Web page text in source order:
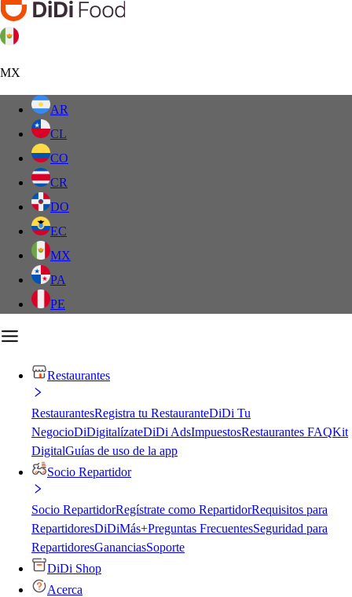
MX
AR
CL
CO
CR
DO
EC
MX
PA
PE
Restaurantes
RestaurantesRegistra tu RestauranteDiDi Tu
NegocioDiDigitalízateDiDi AdsImpuestosRestaurantes FAQKit
DigitalGuías de uso de la app
Socio Repartidor
Socio RepartidorRegístrate como RepartidorRequisitos para
RepartidoresDiDiMás+Preguntas FrecuentesSeguridad para
RepartidoresGananciasSoporte
DiDi Shop
Acerca